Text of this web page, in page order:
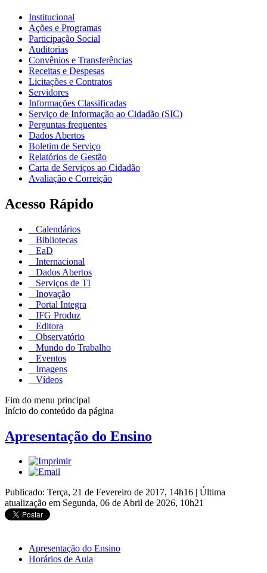
Institucional
Ações e Programas
Participação Social
Auditorias
Convênios e Transferências
Receitas e Despesas
Licitações e Contratos
Servidores
Informações Classificadas
Serviço de Informação ao Cidadão (SIC)
Perguntas frequentes
Dados Abertos
Boletim de Serviço
Relatórios de Gestão
Carta de Serviços ao Cidadão
Avaliação e Correição
Acesso Rápido
Calendários
Bibliotecas
EaD
Internacional
Dados Abertos
Serviços de TI
Inovação
Portal Integra
IFG Produz
Editora
Observatório
Mundo do Trabalho
Eventos
Imagens
Vídeos
Fim do menu principal
Início do conteúdo da página
Apresentação do Ensino
Publicado: Terça, 21 de Fevereiro de 2017, 14h16 | Última
atualização em Segunda, 06 de Abril de 2026, 10h21
Apresentação do Ensino
Horários de Aula